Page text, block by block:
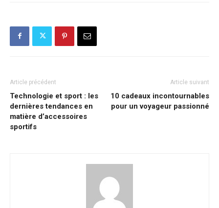
Article précédent
Technologie et sport : les
dernières tendances en
matière d’accessoires
sportifs
Article suivant
10 cadeaux incontournables
pour un voyageur passionné